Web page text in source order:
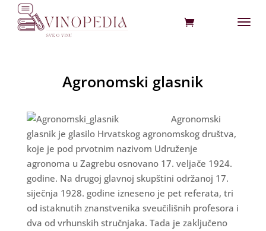
Agronomski glasnik
Agronomski
glasnik je glasilo Hrvatskog agronomskog društva,
koje je pod prvotnim nazivom Udruženje
agronoma u Zagrebu osnovano 17. veljače 1924.
godine. Na drugoj glavnoj skupštini održanoj 17.
siječnja 1928. godine izneseno je pet referata, tri
od istaknutih znanstvenika sveučilišnih profesora i
dva od vrhunskih stručnjaka. Tada je zaključeno